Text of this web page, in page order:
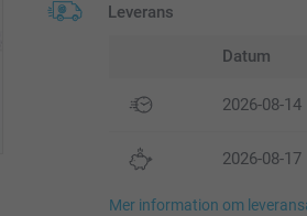
Leverans
Datum
2026-08-14
2026-08-17
Mer information om